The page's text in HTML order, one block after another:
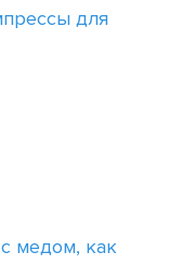
для
медом, как